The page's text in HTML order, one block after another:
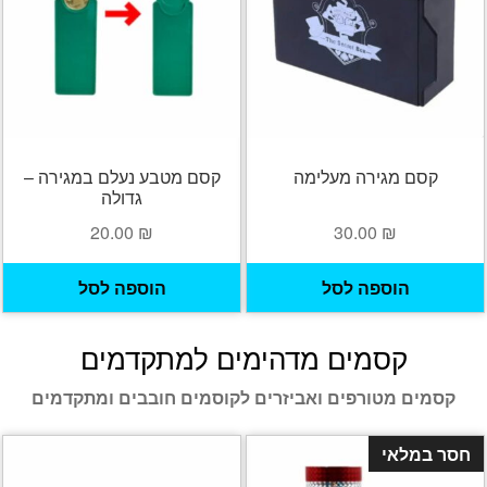
קסם מגירה מעלימה
30.00 ₪
הוספה לסל
קסם מטבע נעלם במגירה –
גדולה
20.00 ₪
הוספה לסל
קסמים מדהימים למתקדמים
קסמים מטורפים ואביזרים לקוסמים חובבים ומתקדמים
חסר במלאי